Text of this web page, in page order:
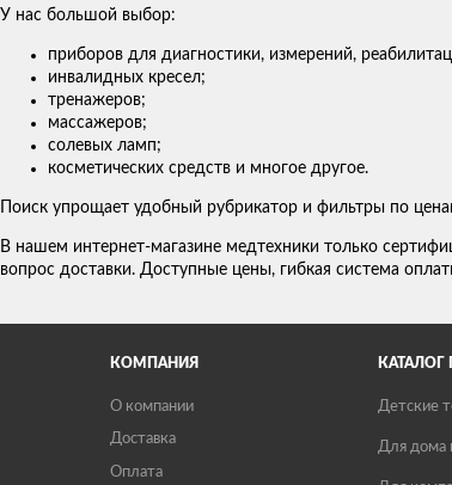
У нас большой выбор:
приборов для диагностики, измерений,
инвалидных кресел;
тренажеров;
массажеров;
солевых ламп;
косметических средств и многое другое.
Поиск упрощает удобный рубрикатор и фильтры по
В нашем интернет-магазине медтехники только
вопрос доставки. Доступные цены, гибкая система
КОМПАНИЯ
О компании
Доставка
Оплата
Детские
Для дома